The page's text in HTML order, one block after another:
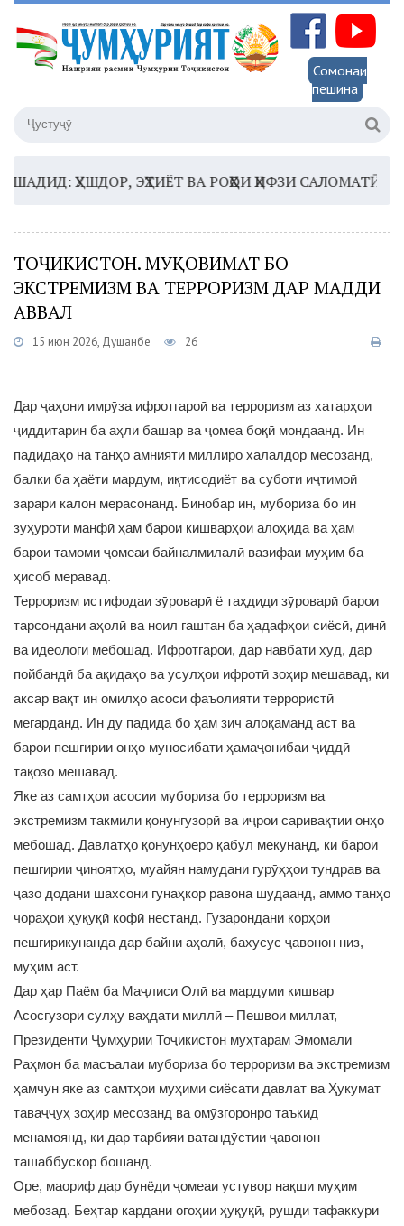
Сомонаи
пешина
ҲУШДОР, ЭҲТИЁТ ВА РОҲҲОИ ҲИФЗИ САЛОМАТӢ
ТОҶИКИСТОН. МУҚОВИМАТ БО
ЭКСТРЕМИЗМ ВА ТЕРРОРИЗМ ДАР МАДДИ
АВВАЛ
15 июн 2026, Душанбе 26
Дар ҷаҳони имрӯза ифротгароӣ ва терроризм аз хатарҳои
ҷиддитарин ба аҳли башар ва ҷомеа боқӣ мондаанд. Ин
падидаҳо на танҳо амнияти миллиро халалдор месозанд,
балки ба ҳаёти мардум, иқтисодиёт ва суботи иҷтимоӣ
зарари калон мерасонанд. Бинобар ин, мубориза бо ин
зуҳуроти манфӣ ҳам барои кишварҳои алоҳида ва ҳам
барои тамоми ҷомеаи байналмилалӣ вазифаи муҳим ба
ҳисоб меравад.
Терроризм истифодаи зӯроварӣ ё таҳдиди зӯроварӣ барои
тарсондани аҳолӣ ва ноил гаштан ба ҳадафҳои сиёсӣ, динӣ
ва идеологӣ мебошад. Ифротгароӣ, дар навбати худ, дар
пойбандӣ ба ақидаҳо ва усулҳои ифротӣ зоҳир мешавад, ки
аксар вақт ин омилҳо асоси фаъолияти террористӣ
мегарданд. Ин ду падида бо ҳам зич алоқаманд аст ва
барои пешгирии онҳо муносибати ҳамаҷонибаи ҷиддӣ
тақозо мешавад.
Яке аз самтҳои асосии мубориза бо терроризм ва
экстремизм такмили қонунгузорӣ ва иҷрои саривақтии онҳо
мебошад. Давлатҳо қонунҳоеро қабул мекунанд, ки барои
пешгирии ҷиноятҳо, муайян намудани гурӯҳҳои тундрав ва
ҷазо додани шахсони гунаҳкор равона шудаанд, аммо танҳо
чораҳои ҳуқуқӣ кофӣ нестанд. Гузарондани корҳои
пешгирикунанда дар байни аҳолӣ, бахусус ҷавонон низ,
муҳим аст.
Дар ҳар Паём ба Маҷлиси Олӣ ва мардуми кишвар
Асосгузори сулҳу ваҳдати миллӣ – Пешвои миллат,
Президенти Ҷумҳурии Тоҷикистон муҳтарам Эмомалӣ
Раҳмон ба масъалаи мубориза бо терроризм ва экстремизм
ҳамчун яке аз самтҳои муҳими сиёсати давлат ва Ҳукумат
таваҷҷуҳ зоҳир месозанд ва омӯзгоронро таъкид
менамоянд, ки дар тарбияи ватандӯстии ҷавонон
ташаббускор бошанд.
Оре, маориф дар бунёди ҷомеаи устувор нақши муҳим
мебозад. Беҳтар кардани огоҳии ҳуқуқӣ, рушди тафаккури